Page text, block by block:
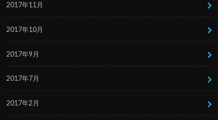
2017年11月
2017年10月
2017年9月
2017年7月
2017年2月